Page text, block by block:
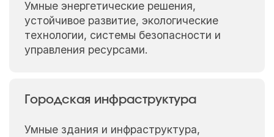
Умные энергетические решения,
устойчивое развитие, экологические
технологии, системы безопасности и
управления ресурсами.
Городская инфраструктура
Умные здания и инфраструктура,